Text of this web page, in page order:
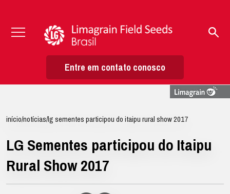
Entre em contato conosco
início/notícias/lg sementes participou do itaipu rural show 2017
LG Sementes participou do Itaipu
Rural Show 2017